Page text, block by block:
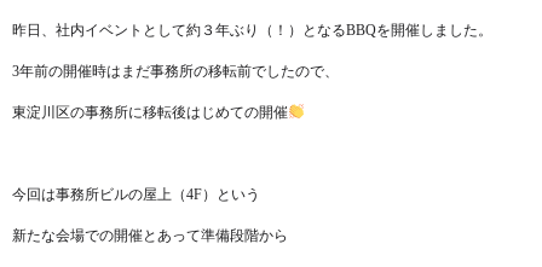
昨日、社内イベントとして約３年ぶり（！）となるBBQを開催しました。
3年前の開催時はまだ事務所の移転前でしたので、
東淀川区の事務所に移転後はじめての開催
今回は事務所ビルの屋上（4F）という
新たな会場での開催とあって準備段階から